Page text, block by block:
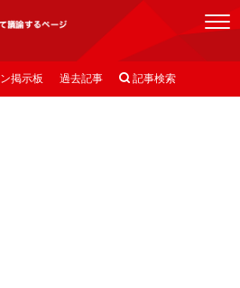
ージ
掲示板 過去記事  記事検索